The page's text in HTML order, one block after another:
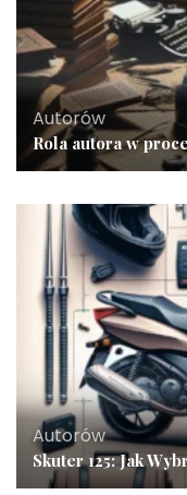
Autorów
Rola autora w
Autorów
Skuter 125: Jak